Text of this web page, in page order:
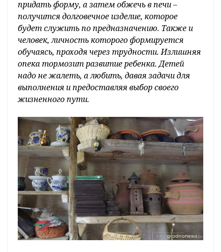
придать форму, а затем обжечь в печи –
получится долговечное изделие, которое
будет служить по предназначению. Также и
человек, личность которого формируется
обучаясь, проходя через трудности. Излишняя
опека тормозит развитие ребенка. Детей
надо не жалеть, а любить, давая задачи для
выполнения и предоставляя выбор своего
жизненного пути.